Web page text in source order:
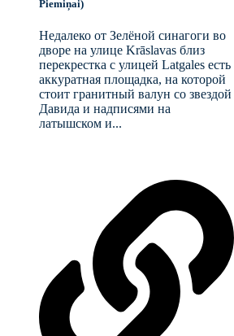
Piemiņai)
Недалеко от Зелёной синагоги во
дворе на улице Krāslavas близ
перекрестка с улицей Latgales есть
аккуратная площадка, на которой
стоит гранитный валун со звездой
Давида и надписями на
латышском и...